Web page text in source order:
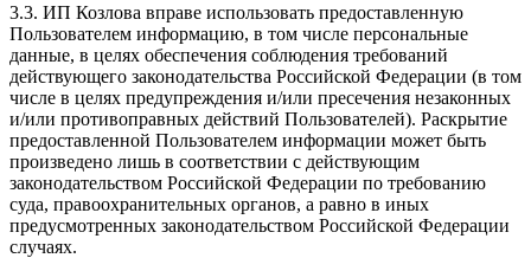
3.3. ИП Козлова вправе использовать предоставленную
Пользователем информацию, в том числе персональные
данные, в целях обеспечения соблюдения требований
действующего законодательства Российской Федерации (в том
числе в целях предупреждения и/или пресечения незаконных
и/или противоправных действий Пользователей). Раскрытие
предоставленной Пользователем информации может быть
произведено лишь в соответствии с действующим
законодательством Российской Федерации по требованию
суда, правоохранительных органов, а равно в иных
предусмотренных законодательством Российской Федерации
случаях.